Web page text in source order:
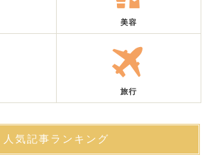
美容
旅行
人気記事ランキング